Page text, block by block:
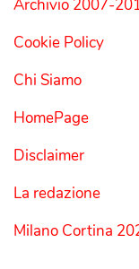
Archivio 2007-
Cookie Policy
Chi Siamo
HomePage
Disclaimer
La redazione
Milano Cortina